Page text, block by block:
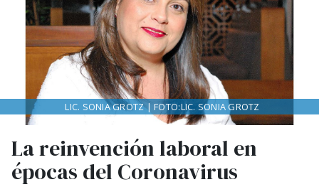
La reinvención laboral en
épocas del Coronavirus
LIC. SONIA GROTZ | FOTO:LIC. SONIA GROTZ